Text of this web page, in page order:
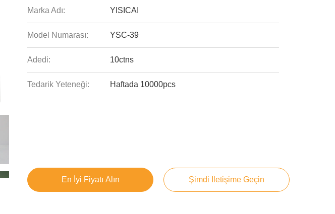
Marka Adı: YISICAI
Model Numarası: YSC-39
Adedi: 10ctns
Tedarik Yeteneği: Haftada 10000pcs
En İyi Fiyatı Alın Şimdi Iletişime Geçin